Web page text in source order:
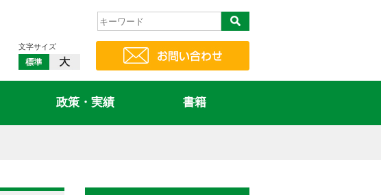
文字サイズ
政策・実績 書籍